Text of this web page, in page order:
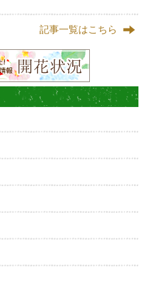
記事一覧はこちら